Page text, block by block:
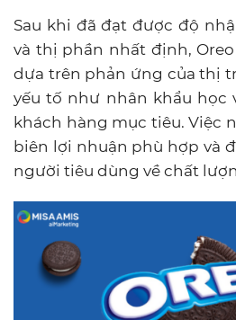
Sau khi đã đạt được độ
và thị phần nhất định,
dựa trên phản ứng của thị
yếu tố như nhân khẩu học
khách hàng mục tiêu. Việc
biên lợi nhuận phù hợp và
người tiêu dùng về chất